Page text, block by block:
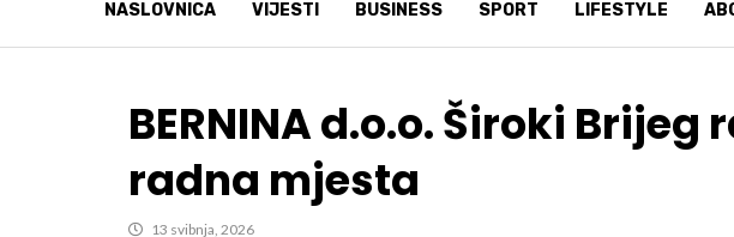
NASLOVNICA VIJESTI BUSINESS SPORT LIFESTYLE
BERNINA d.o.o. Široki
radna mjesta
13 svibnja, 2026